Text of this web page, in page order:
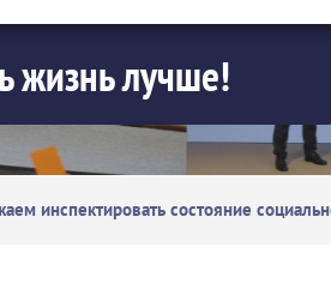
жизнь лучше!
инспектировать состояние